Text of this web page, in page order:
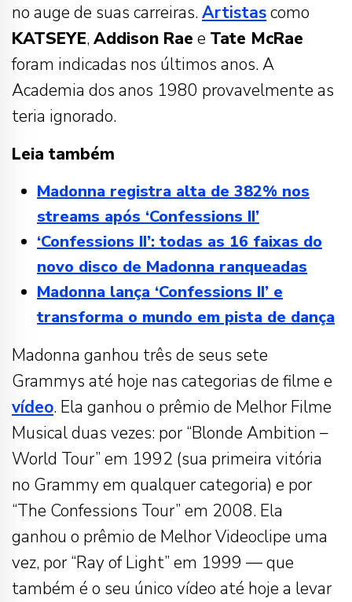
no auge de suas carreiras. Artistascomo
KATSEYE, Addison Rae e Tate McRae
foram indicadas nos últimos anos. A
Academia dos anos 1980 provavelmente as
teria ignorado.
Leia também
Madonna registra alta de 382% nos
streams após ‘Confessions II’
‘Confessions II’: todas as 16 faixas do
novo disco de Madonna ranqueadas
Madonna lança ‘Confessions II’ e
transforma o mundo em pista de dança
Madonna ganhou três de seus sete
Grammys até hoje nas categorias de filme e
vídeo. Ela ganhou o prêmio de Melhor Filme
Musical duas vezes: por “Blonde Ambition –
World Tour” em 1992 (sua primeira vitória
no Grammy em qualquer categoria) e por
“The Confessions Tour” em 2008. Ela
ganhou o prêmio de Melhor Videoclipe uma
vez, por “Ray of Light” em 1999 — que
também é o seu único vídeo até hoje a levar